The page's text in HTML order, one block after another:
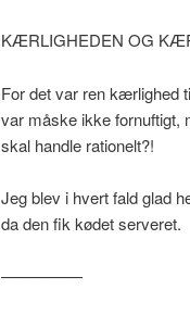
KÆRLIGHEDEN OG
For det var ren kærlighed
var måske ikke fornuftigt,
skal handle rationelt?!
Jeg blev i hvert fald glad
da den fik kødet serveret.
—————